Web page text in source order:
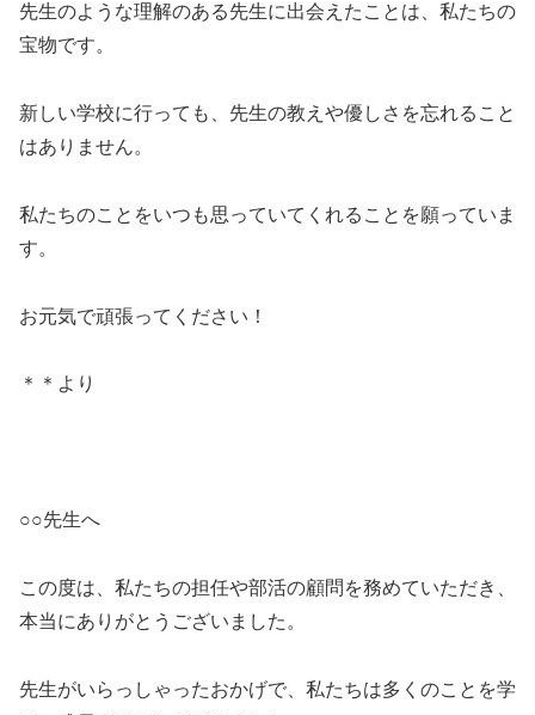
先生のような理解のある先生に出会えたことは、私たちの
宝物です。
新しい学校に行っても、先生の教えや優しさを忘れること
はありません。
私たちのことをいつも思っていてくれることを願っていま
す。
お元気で頑張ってください！
＊＊より
○○先生へ
この度は、私たちの担任や部活の顧問を務めていただき、
本当にありがとうございました。
先生がいらっしゃったおかげで、私たちは多くのことを学